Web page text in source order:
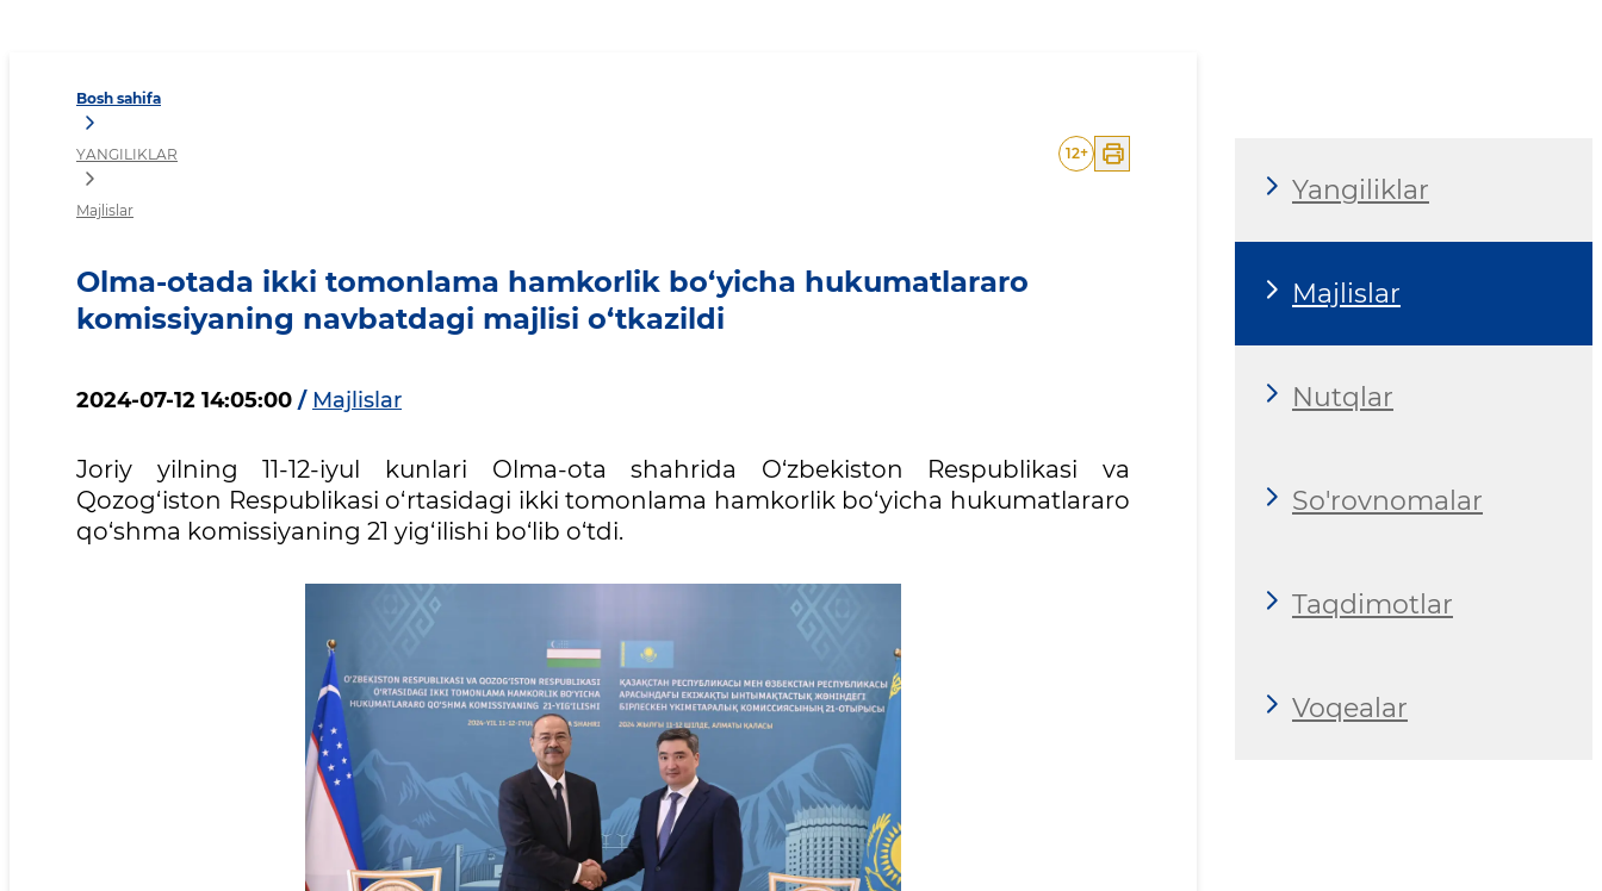
Bosh sahifa
YANGILIKLAR
Majlislar
12+
Olma-otada ikki tomonlama hamkorlik bo‘yicha hukumatlararo
komissiyaning navbatdagi majlisi o‘tkazildi
2024-07-12 14:05:00 / Majlislar
Joriy yilning 11-12-iyul kunlari Olma-ota shahrida O‘zbekiston Respublikasi va
Qozog‘iston Respublikasi o‘rtasidagi ikki tomonlama hamkorlik bo‘yicha hukumatlararo
qo‘shma komissiyaning 21 yig‘ilishi bo‘lib o‘tdi.
Yangiliklar
Majlislar
Nutqlar
So'rovnomalar
Taqdimotlar
Voqealar